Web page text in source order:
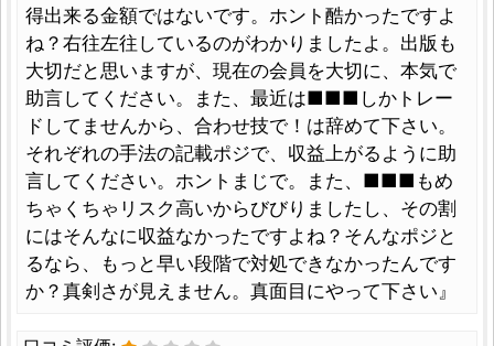
得出来る金額ではないです。ホント酷かったですよ
ね？右往左往しているのがわかりましたよ。出版も
大切だと思いますが、現在の会員を大切に、本気で
助言してください。また、最近は■■■しかトレー
ドしてませんから、合わせ技で！は辞めて下さい。
それぞれの手法の記載ポジで、収益上がるように助
言してください。ホントまじで。また、■■■もめ
ちゃくちゃリスク高いからびびりましたし、その割
にはそんなに収益なかったですよね？そんなポジと
るなら、もっと早い段階で対処できなかったんです
か？真剣さが見えません。真面目にやって下さい』